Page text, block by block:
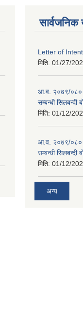
Letter of Intent
मिति: 01/27/
आ.व. २०७९/०८०
सम्बन्धी
मिति: 01/12/
आ.व. २०७९/०८०
सम्बन्धी
मिति: 01/12/
अन्य